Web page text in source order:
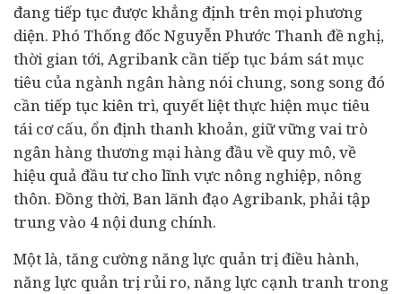
đang tiếp tục được khẳng định trên mọi phương
diện. Phó Thống đốc Nguyễn Phước Thanh đề nghị,
thời gian tới, Agribank cần tiếp tục bám sát mục
tiêu của ngành ngân hàng nói chung, song song đó
cần tiếp tục kiên trì, quyết liệt thực hiện mục tiêu
tái cơ cấu, ổn định thanh khoản, giữ vững vai trò
ngân hàng thương mại hàng đầu về quy mô, về
hiệu quả đầu tư cho lĩnh vực nông nghiệp, nông
thôn. Đồng thời, Ban lãnh đạo Agribank, phải tập
trung vào 4 nội dung chính.
Một là, tăng cường năng lực quản trị điều hành,
năng lực quản trị rủi ro, năng lực cạnh tranh trong